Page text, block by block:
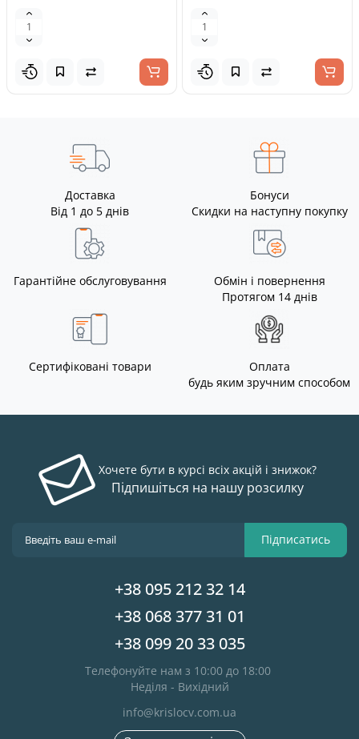
Доставка
Від 1 до 5 днів
Бонуси
Скидки на наступну покупку
Гарантійне обслуговування
Обмін і повернення
Протягом 14 днів
Сертифіковані товари
Оплата
будь яким зручним способом
Хочете бути в курсі всіх акцій і знижок?
Підпишіться на нашу розсилку
Підписатись
+38 095 212 32 14
+38 068 377 31 01
+38 099 20 33 035
Телефонуйте нам з 10:00 до 18:00
Неділя - Вихідний
info@krislocv.com.ua